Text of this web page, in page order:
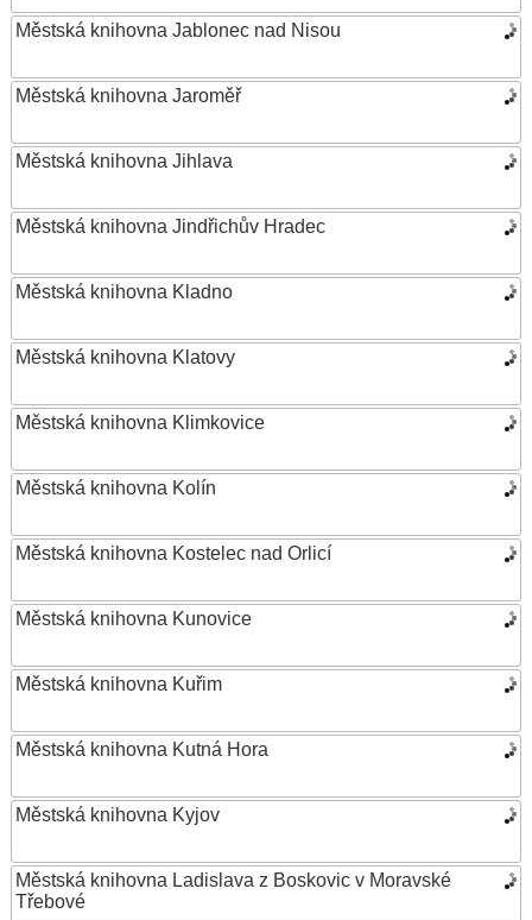
Městská knihovna Jablonec nad Nisou
Městská knihovna Jaroměř
Městská knihovna Jihlava
Městská knihovna Jindřichův Hradec
Městská knihovna Kladno
Městská knihovna Klatovy
Městská knihovna Klimkovice
Městská knihovna Kolín
Městská knihovna Kostelec nad Orlicí
Městská knihovna Kunovice
Městská knihovna Kuřim
Městská knihovna Kutná Hora
Městská knihovna Kyjov
Městská knihovna Ladislava z Boskovic v Moravské
Třebové